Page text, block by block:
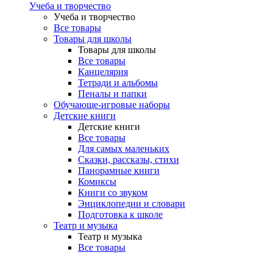
Учеба и творчество
Учеба и творчество
Все товары
Товары для школы
Товары для школы
Все товары
Канцелярия
Тетради и альбомы
Пеналы и папки
Обучающе-игровые наборы
Детские книги
Детские книги
Все товары
Для самых маленьких
Сказки, рассказы, стихи
Панорамные книги
Комиксы
Книги со звуком
Энциклопедии и словари
Подготовка к школе
Театр и музыка
Театр и музыка
Все товары